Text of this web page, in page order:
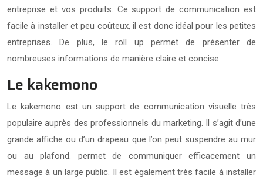
entreprise et vos produits. Ce support de communication est
facile à installer et peu coûteux, il est donc idéal pour les petites
entreprises. De plus, le roll up permet de présenter de
nombreuses informations de manière claire et concise.
Le kakemono
Le kakemono est un support de communication visuelle très
populaire auprès des professionnels du marketing. Il s’agit d’une
grande affiche ou d’un drapeau que l’on peut suspendre au mur
ou au plafond. permet de communiquer efficacement un
message à un large public. Il est également très facile à installer